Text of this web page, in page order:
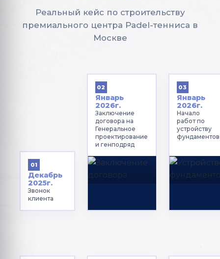
Реальный кейс по строительству
премиального центра Padel-тенниса в
Москве
01
Декабрь
2025г.
Звонок
клиента
02
Январь
2026г.
Заключение
договора на
Генеральное
проектирование
и генподряд
03
Январь
2026г.
Начало
работ по
устройству
фундаментов